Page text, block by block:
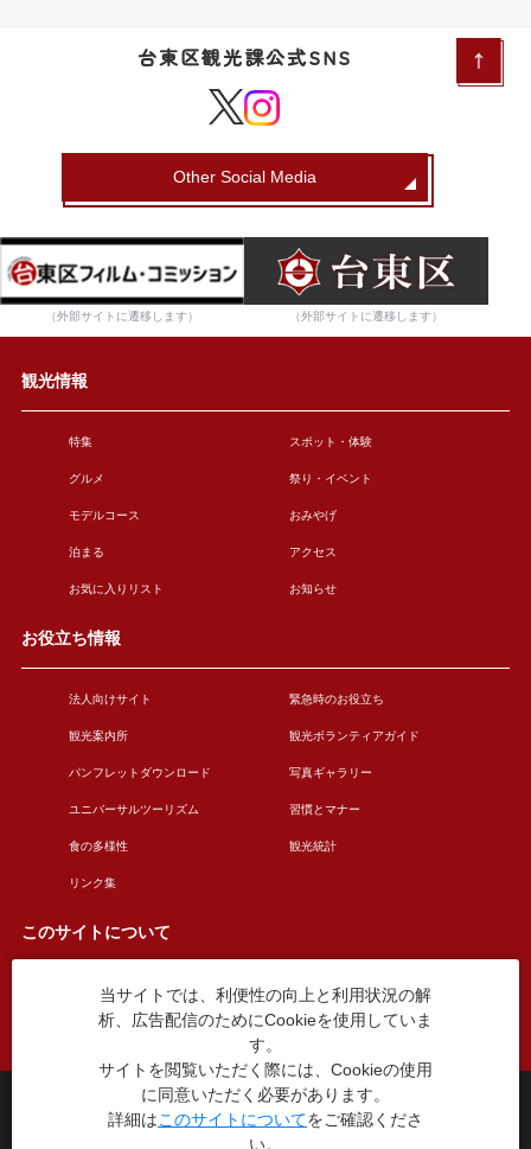
台東区観光課公式SNS
Other Social Media
（外部サイトに遷移します） （外部サイトに遷移します）
観光情報
特集 スポット・体験
グルメ 祭り・イベント
モデルコース おみやげ
泊まる アクセス
お気に入りリスト お知らせ
お役立ち情報
法人向けサイト 緊急時のお役立ち
観光案内所 観光ボランティアガイド
パンフレットダウンロード 写真ギャラリー
ユニバーサルツーリズム 習慣とマナー
食の多様性 観光統計
リンク集
このサイトについて
このサイトについて 広告掲載について
お問い合わせ
台東区役所観光課
〒110-8615 東京都台東区東上野4丁目5番6号
TEL：03-5246-1151
当サイトでは、利便性の向上と利用状況の解
析、広告配信のためにCookieを使用していま
す。
サイトを閲覧いただく際には、Cookieの使用
に同意いただく必要があります。
詳細はこのサイトについてをご確認くださ
い。